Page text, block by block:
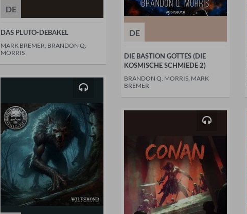
DE
DAS PLUTO-DEBAKEL
MARK BREMER, BRANDON Q.
MORRIS
DE
DIE BASTION GOTTES (DIE
KOSMISCHE SCHMIEDE 2)
BRANDON Q. MORRIS, MARK
BREMER